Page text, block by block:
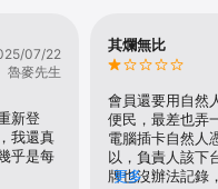
息，並提供車輛定檢預約和
訊息新增至行動裝置行事
理所站公告訊息。
數。
07/22
魯麥先生
新登
我還真
乎是每
其爛無比
會員還要用自然
便民，最差也弄
電腦插卡自然人
以，負責人該下
牌也沒辦法記錄
更多